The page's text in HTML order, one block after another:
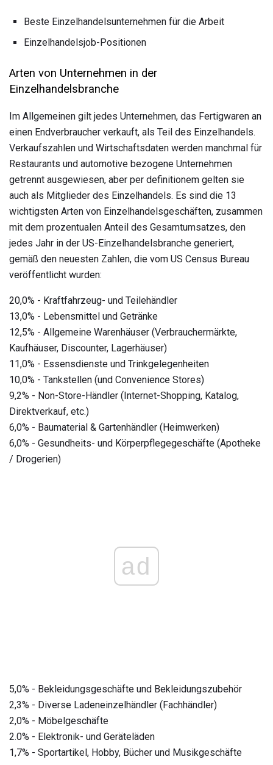
Beste Einzelhandelsunternehmen für die Arbeit
Einzelhandelsjob-Positionen
Arten von Unternehmen in der
Einzelhandelsbranche
Im Allgemeinen gilt jedes Unternehmen, das Fertigwaren an
einen Endverbraucher verkauft, als Teil des Einzelhandels.
Verkaufszahlen und Wirtschaftsdaten werden manchmal für
Restaurants und automotive bezogene Unternehmen
getrennt ausgewiesen, aber per definitionem gelten sie
auch als Mitglieder des Einzelhandels. Es sind die 13
wichtigsten Arten von Einzelhandelsgeschäften, zusammen
mit dem prozentualen Anteil des Gesamtumsatzes, den
jedes Jahr in der US-Einzelhandelsbranche generiert,
gemäß den neuesten Zahlen, die vom US Census Bureau
veröffentlicht wurden:
20,0% - Kraftfahrzeug- und Teilehändler
13,0% - Lebensmittel und Getränke
12,5% - Allgemeine Warenhäuser (Verbrauchermärkte,
Kaufhäuser, Discounter, Lagerhäuser)
11,0% - Essensdienste und Trinkgelegenheiten
10,0% - Tankstellen (und Convenience Stores)
9,2% - Non-Store-Händler (Internet-Shopping, Katalog,
Direktverkauf, etc.)
6,0% - Baumaterial & Gartenhändler (Heimwerken)
6,0% - Gesundheits- und Körperpflegegeschäfte (Apotheke
/ Drogerien)
ad
5,0% - Bekleidungsgeschäfte und Bekleidungszubehör
2,3% - Diverse Ladeneinzelhändler (Fachhändler)
2,0% - Möbelgeschäfte
2.0% - Elektronik- und Geräteläden
1,7% - Sportartikel, Hobby, Bücher und Musikgeschäfte